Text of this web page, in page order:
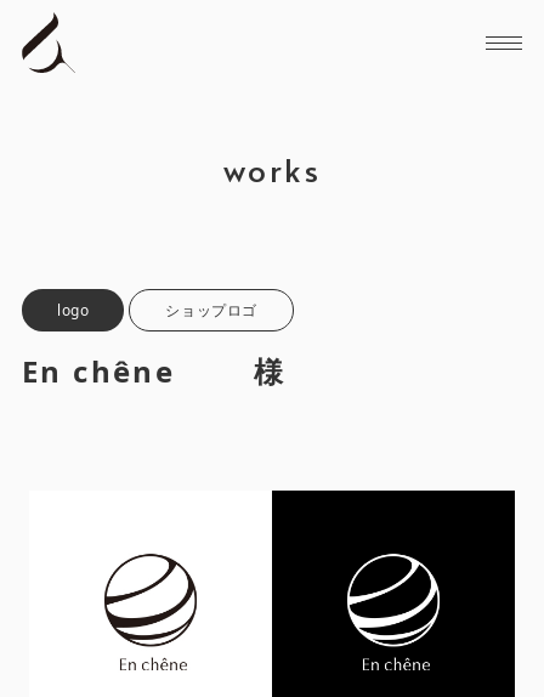
メニ
works
logo ショップロゴ
En chêne 様